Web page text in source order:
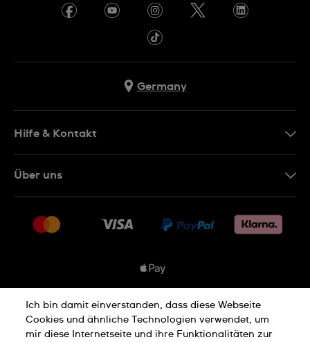
Germany
Hilfe & Kontakt
Rücksendung und Entsorgung
Über uns
Jobs
Datenschutzbedingungen
Ich bin damit einverstanden, dass diese Webseite
Cookies und ähnliche Technologien verwendet, um
mir diese Internetseite und ihre Funktionalitäten zur